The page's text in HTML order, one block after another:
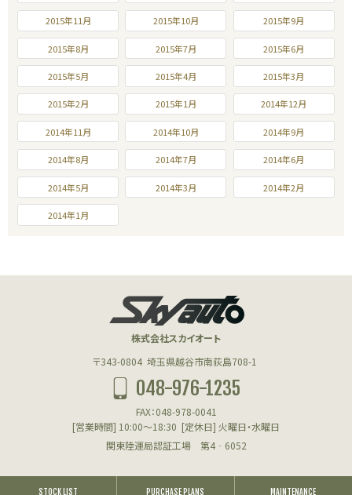
2015年11月 2015年10月 2015年9月
2015年8月 2015年7月 2015年6月
2015年5月 2015年4月 2015年3月
2015年2月 2015年1月 2014年12月
2014年11月 2014年10月 2014年9月
2014年8月 2014年7月 2014年6月
2014年5月 2014年3月 2014年2月
2014年1月
株式会社スカイオート
〒343-0804 埼玉県越谷市南荻島708-1
048-976-1235
FAX：048-978-0041
[営業時間] 10:00～18:30 [定休日] 火曜日・水曜日
関東陸運局認証工場 第4‐6052
STOCK LIST PURCHASE PLANS MAINTENANCE